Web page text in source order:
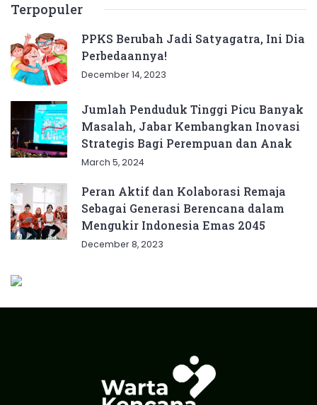
Terpopuler
PPKS Berubah Jadi Satyagatra, Ini Dia
Perbedaannya!
December 14, 2023
Jumlah Penduduk Tinggi Picu Banyak
Masalah, Jabar Kembangkan Inovasi
Strategis Bagi Perempuan dan Anak
March 5, 2024
Peran Aktif dan Kolaborasi Remaja
Sebagai Generasi Berencana dalam
Mengukir Indonesia Emas 2045
December 8, 2023